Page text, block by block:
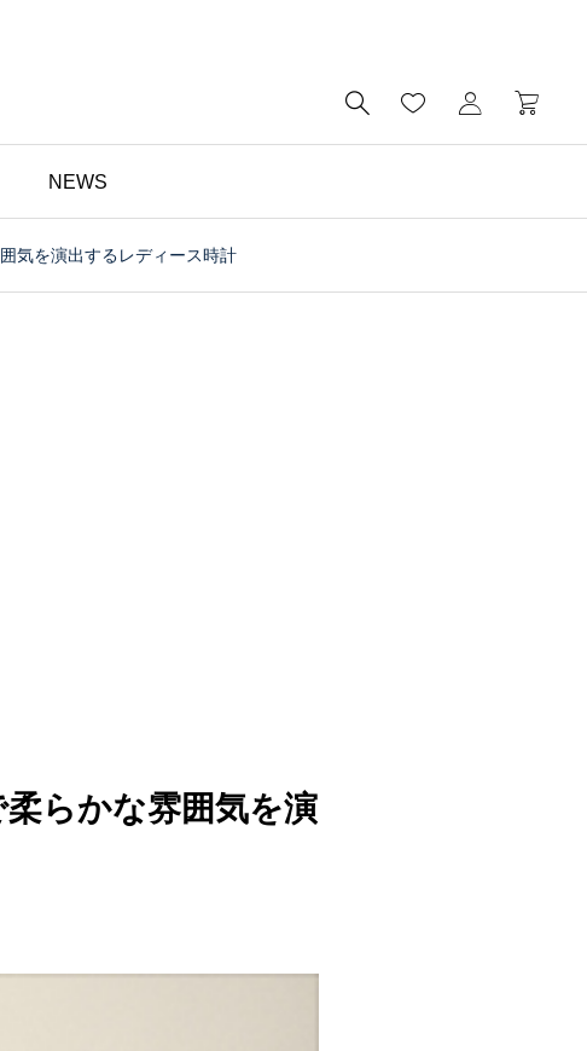

NEWS
財布
気を演出するレディース時計
らかな雰囲気を演